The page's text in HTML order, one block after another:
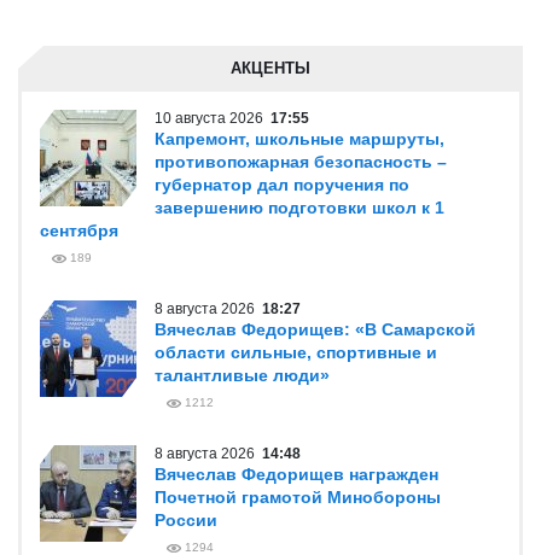
АКЦЕНТЫ
10 августа 2026 17:55
Капремонт, школьные маршруты,
противопожарная безопасность –
губернатор дал поручения по
завершению подготовки школ к 1
сентября
189
8 августа 2026 18:27
Вячеслав Федорищев: «В Самарской
области сильные, спортивные и
талантливые люди»
1212
8 августа 2026 14:48
Вячеслав Федорищев награжден
Почетной грамотой Минобороны
России
1294